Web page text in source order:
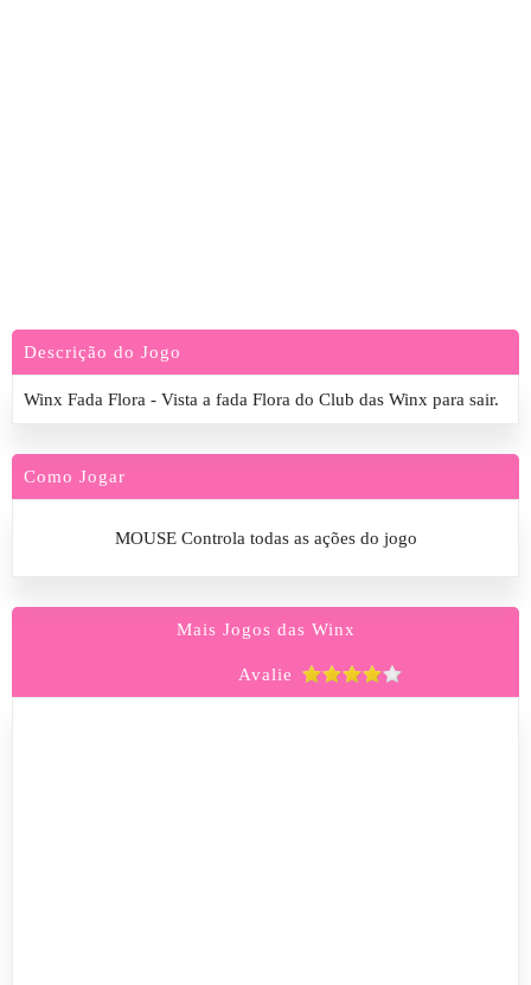
Descrição do Jogo
Winx Fada Flora - Vista a fada Flora do Club das Winx para sair.
Como Jogar
MOUSE Controla todas as ações do jogo
Mais Jogos das Winx
Avalie